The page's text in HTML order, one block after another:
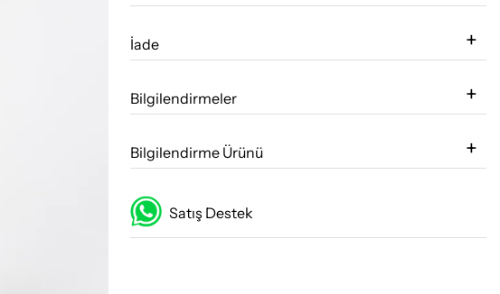
İade
Bilgilendirmeler
Bilgilendirme Ürünü
Satış Destek